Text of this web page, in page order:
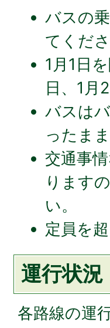
バスの
てくださ
1月1日
日、1月
バスは
ったま
交通事
ります
い。
定員を
運行状
各路線の運